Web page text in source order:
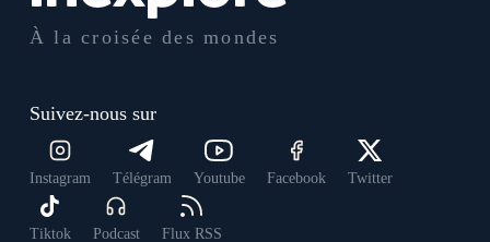
À la croisée des mondes
Suivez-nous sur
Instagram Télégram Youtube Facebook Twitter
Tiktok Podcast Flux RSS